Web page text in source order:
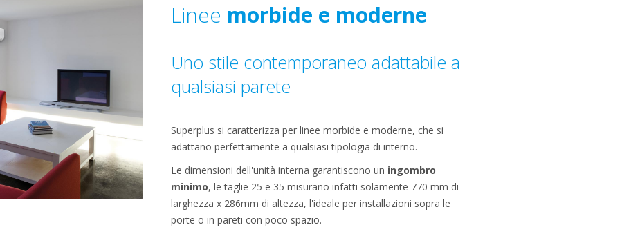
Linee morbide e moderne
Uno stile contemporaneo adattabile a
qualsiasi parete
Superplus si caratterizza per linee morbide e moderne, che si
adattano perfettamente a qualsiasi tipologia di interno.
Le dimensioni dell'unità interna garantiscono un ingombro
minimo, le taglie 25 e 35 misurano infatti solamente 770 mm di
larghezza x 286mm di altezza, l'ideale per installazioni sopra le
porte o in pareti con poco spazio.